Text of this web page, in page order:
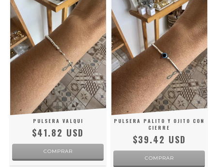
PULSERA VALQUI
$41.82 USD
PULSERA PALITO Y OJITO CON
CIERRE
$39.42 USD